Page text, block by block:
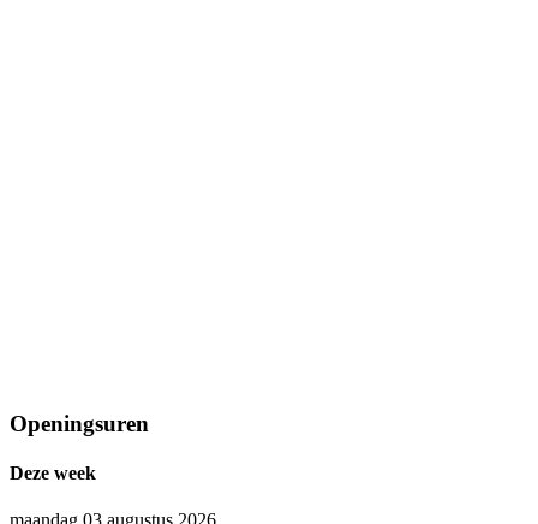
Openingsuren
Deze week